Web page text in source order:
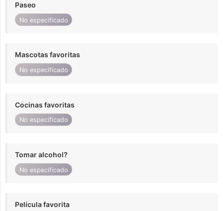
Paseo
No especificado
Mascotas favoritas
No especificado
Cocinas favoritas
No especificado
Tomar alcohol?
No especificado
Película favorita